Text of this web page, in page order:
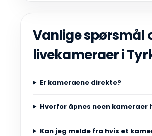
Vanlige spørsmål
livekameraer i
Er kameraene direkte?
Hvorfor åpnes noen kameraer
Kan jeg melde fra hvis et